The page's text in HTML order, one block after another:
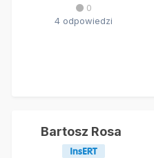
0
4 odpowiedzi
Bartosz Rosa